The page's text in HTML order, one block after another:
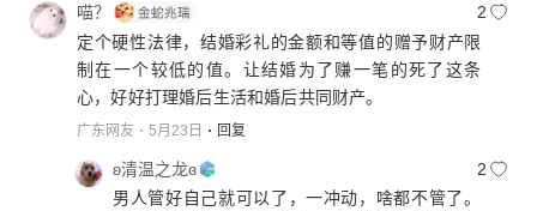
喵？
2
定个硬性法律，结婚彩礼的金额和等值的赠予财产限
制在一个较低的值。让结婚为了赚一笔的死了这条
心，好好打理婚后生活和婚后共同财产。
广东网友 5月23日 回复
ʚ清温之龙ɞ
2
男人管好自己就可以了，一冲动，啥都不管了。